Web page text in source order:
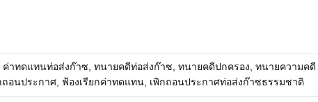
ค่าทดแทนท่อส่งก๊าซ, ทนายคดีท่อส่งก๊าซ, ทนายคดีปกครอง, ทนายความคดี
ถอนประกาศ, ฟ้องเรียกค่าทดแทน, เพิกถอนประกาศท่อส่งก๊าซธรรมชาติ